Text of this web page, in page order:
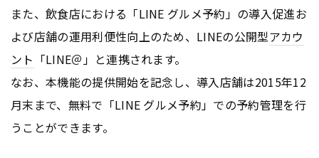
また、飲食店における「LINE グルメ予約」の導入促進お
よび店舗の運用利便性向上のため、LINEの公開型アカウ
ント 「LINE＠」と連携されます。
なお、本機能の提供開始を記念し、導入店舗は2015年12
月末まで、無料で「LINE グルメ予約」での予約管理を行
うことができます。